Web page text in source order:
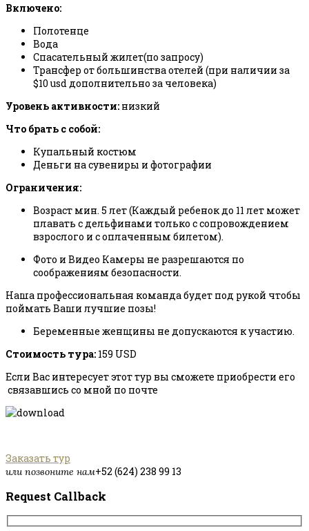
Включено:
Полотенце
Вода
Спасательный жилет(по запросу)
Трансфер от большинства отелей (при наличии за
$10 usd дополнительно за человека)
Уровень активности: низкий
Что брать с собой:
Купальный костюм
Деньги на сувениры и фотографии
Ограничения:
Возраст мин. 5 лет (Каждый ребенок до 11 лет может
плавать с дельфинами только с сопровождением
взрослого и с оплаченным билетом).
Фото и Видео Камеры не разрешаются по
соображениям безопасности.
Наша профессиональная команда будет под рукой чтобы
поймать Ваши лучшие позы!
Беременные женщины не допускаются к участию.
Cтоимость тура: 159 USD
Если Вас интересует этот тур вы сможете приобрести его
связавшись со мной по почте
Заказать тур
или позвоните нам+52 (624) 238 99 13
Request Callback